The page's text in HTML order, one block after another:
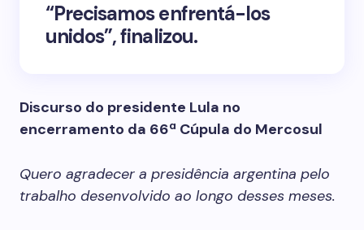
“Precisamos enfrentá-los
unidos”, finalizou.
Discurso do presidente Lula no
encerramento da 66ª Cúpula do Mercosul
Quero agradecer a presidência argentina pelo
trabalho desenvolvido ao longo desses meses.